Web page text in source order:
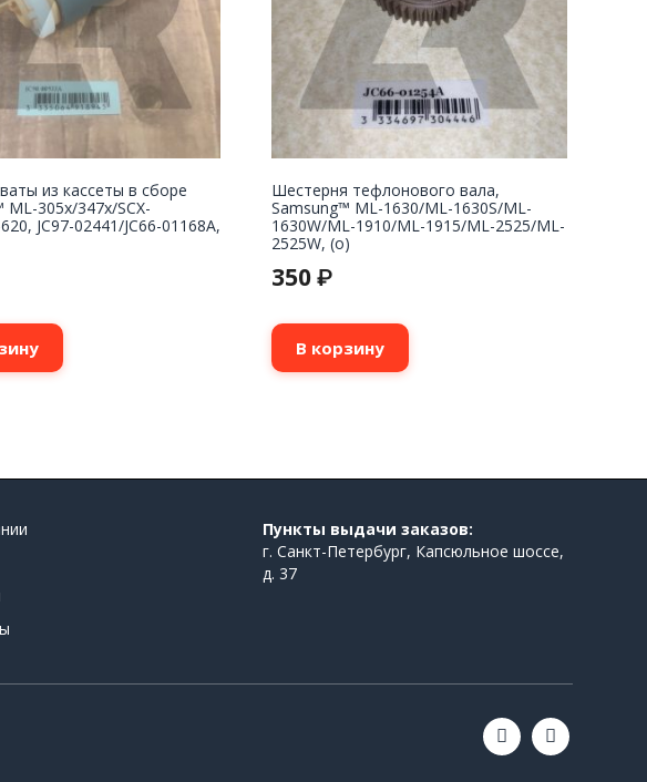
из кассеты в сборе
ML-305x/347x/SCX-
JC97-02441/JC66-01168A,
Шестерня тефлонового вала,
Samsung™ ML-1630/ML-1630S/ML-
1630W/ML-1910/ML-1915/ML-2525/ML-
2525W, (о)
350₽
В корзину
Пункты выдачи заказов:
г. Санкт-Петербург, Капсюльное шоссе,
д. 37